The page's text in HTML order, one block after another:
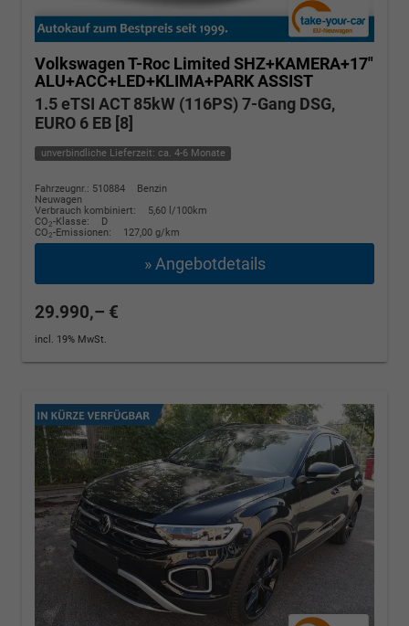
Volkswagen T-Roc Limited SHZ+KAMERA+17"
ALU+ACC+LED+KLIMA+PARK ASSIST
1.5 eTSI ACT 85kW (116PS) 7-Gang DSG,
EURO 6 EB [8]
unverbindliche Lieferzeit: ca. 4-6 Monate
Fahrzeugnr.: 510884
Benzin
Neuwagen
Verbrauch kombiniert:
5,60 l/100km
CO2-Klasse:
D
CO2-Emissionen: 127,00 g/km
» Angebotdetails
29.990,– €
incl. 19% MwSt.